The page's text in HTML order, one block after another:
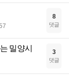
8
댓글
밀양시 3
댓글